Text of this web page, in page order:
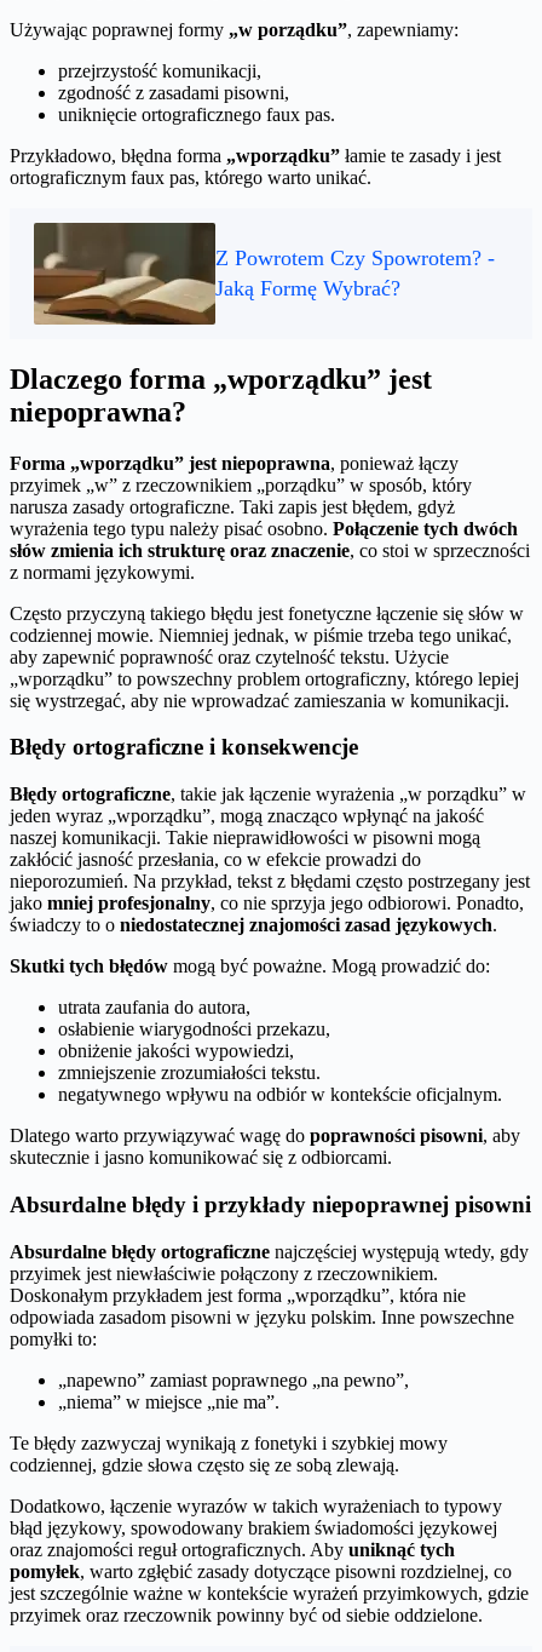
Używając poprawnej formy „w porządku”, zapewniamy:
przejrzystość komunikacji,
zgodność z zasadami pisowni,
uniknięcie ortograficznego faux pas.
Przykładowo, błędna forma „wporządku” łamie te zasady i jest
ortograficznym faux pas, którego warto unikać.
Z Powrotem Czy Spowrotem? -
Jaką Formę Wybrać?
Dlaczego forma „wporządku” jest
niepoprawna?
Forma „wporządku” jest niepoprawna, ponieważ łączy
przyimek „w” z rzeczownikiem „porządku” w sposób, który
narusza zasady ortograficzne. Taki zapis jest błędem, gdyż
wyrażenia tego typu należy pisać osobno. Połączenie tych dwóch
słów zmienia ich strukturę oraz znaczenie, co stoi w sprzeczności
z normami językowymi.
Często przyczyną takiego błędu jest fonetyczne łączenie się słów w
codziennej mowie. Niemniej jednak, w piśmie trzeba tego unikać,
aby zapewnić poprawność oraz czytelność tekstu. Użycie
„wporządku” to powszechny problem ortograficzny, którego lepiej
się wystrzegać, aby nie wprowadzać zamieszania w komunikacji.
Błędy ortograficzne i konsekwencje
Błędy ortograficzne, takie jak łączenie wyrażenia „w porządku” w
jeden wyraz „wporządku”, mogą znacząco wpłynąć na jakość
naszej komunikacji. Takie nieprawidłowości w pisowni mogą
zakłócić jasność przesłania, co w efekcie prowadzi do
nieporozumień. Na przykład, tekst z błędami często postrzegany jest
jako mniej profesjonalny, co nie sprzyja jego odbiorowi. Ponadto,
świadczy to o niedostatecznej znajomości zasad językowych.
Skutki tych błędów mogą być poważne. Mogą prowadzić do:
utrata zaufania do autora,
osłabienie wiarygodności przekazu,
obniżenie jakości wypowiedzi,
zmniejszenie zrozumiałości tekstu.
negatywnego wpływu na odbiór w kontekście oficjalnym.
Dlatego warto przywiązywać wagę do poprawności pisowni, aby
skutecznie i jasno komunikować się z odbiorcami.
Absurdalne błędy i przykłady niepoprawnej pisowni
Absurdalne błędy ortograficzne najczęściej występują wtedy, gdy
przyimek jest niewłaściwie połączony z rzeczownikiem.
Doskonałym przykładem jest forma „wporządku”, która nie
odpowiada zasadom pisowni w języku polskim. Inne powszechne
pomyłki to:
„napewno” zamiast poprawnego „na pewno”,
„niema” w miejsce „nie ma”.
Te błędy zazwyczaj wynikają z fonetyki i szybkiej mowy
codziennej, gdzie słowa często się ze sobą zlewają.
Dodatkowo, łączenie wyrazów w takich wyrażeniach to typowy
błąd językowy, spowodowany brakiem świadomości językowej
oraz znajomości reguł ortograficznych. Aby uniknąć tych
pomyłek, warto zgłębić zasady dotyczące pisowni rozdzielnej, co
jest szczególnie ważne w kontekście wyrażeń przyimkowych, gdzie
przyimek oraz rzeczownik powinny być od siebie oddzielone.